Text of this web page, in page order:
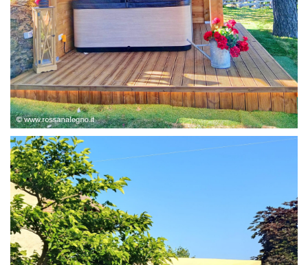
STRUTTURA ABETE LAMELLARE, RIVESTIMENTO IN
LARICE,